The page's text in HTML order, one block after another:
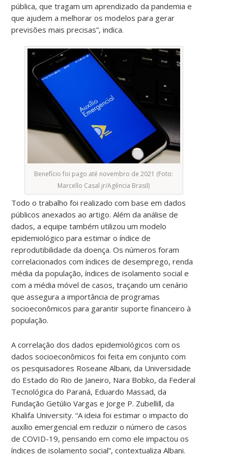
pública, que tragam um aprendizado da pandemia e
que ajudem a melhorar os modelos para gerar
previsões mais precisas”, indica.
Benefício foi pago até novembro de 2021 (Foto:
Marcello Casal jr/Agência Brasil)
Todo o trabalho foi realizado com base em dados
públicos anexados ao artigo. Além da análise de
dados, a equipe também utilizou um modelo
epidemiológico para estimar o índice de
reprodutibilidade da doença. Os números foram
correlacionados com índices de desemprego, renda
média da população, índices de isolamento social e
com a média móvel de casos, traçando um cenário
que assegura a importância de programas
socioeconômicos para garantir suporte financeiro à
população.
A correlação dos dados epidemiológicos com os
dados socioeconômicos foi feita em conjunto com
os pesquisadores Roseane Albani, da Universidade
do Estado do Rio de Janeiro, Nara Bobko, da Federal
Tecnológica do Paraná, Eduardo Massad, da
Fundação Getúlio Vargas e Jorge P. Zubelli‖, da
Khalifa University. “A ideia foi estimar o impacto do
auxílio emergencial em reduzir o número de casos
de COVID-19, pensando em como ele impactou os
índices de isolamento social”, contextualiza Albani.